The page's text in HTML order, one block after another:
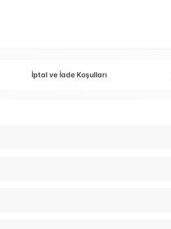
İptal ve İade Koşulları